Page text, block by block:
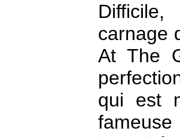
carnage
At The
qui est